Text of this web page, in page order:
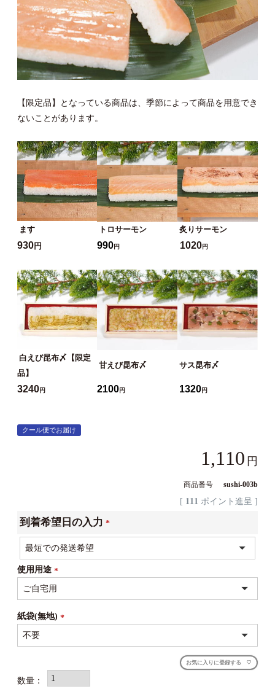
【限定品】となっている商品は、季節によって商品を用意でき
ないことがあります。
ます トロサーモン 炙りサーモン
930円 990円 1020円
白えび昆布〆【限定
品】
甘えび昆布〆 サス昆布〆
3240円 2100円 1320円
クール便でお届け
1,110
商品番号 sushi-003b
[ 111 ポイント進呈 ]
到着希望日の入力
(必
須)
使用用途
(必
須)
紙袋(無地)
須)
お気に入りに登録する